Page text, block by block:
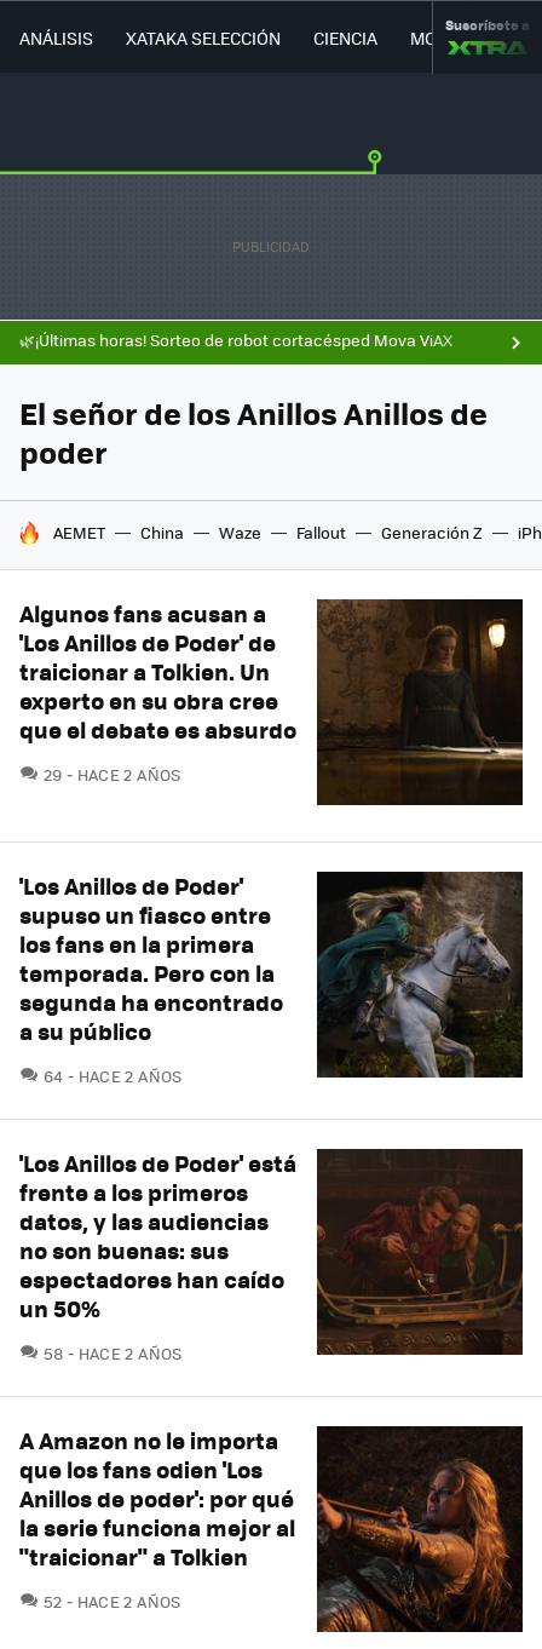
ANÁLISIS XATAKA SELECCIÓN CIENCIA MOVILIDAD
Suscríbete a
🌿¡Últimas horas! Sorteo de robot cortacésped Mova ViAX
El señor de los Anillos Anillos de
poder
HOY SE HABLA DE
AEMET China Waze Fallout Generación Z
Algunos fans acusan a
'Los Anillos de Poder' de
traicionar a Tolkien. Un
experto en su obra cree
que el debate es absurdo
29 COMENTARIOS
HACE 2 AÑOS
'Los Anillos de Poder'
supuso un fiasco entre
los fans en la primera
temporada. Pero con la
segunda ha encontrado
a su público
64 COMENTARIOS
HACE 2 AÑOS
'Los Anillos de Poder' está
frente a los primeros
datos, y las audiencias
no son buenas: sus
espectadores han caído
un 50%
58 COMENTARIOS
HACE 2 AÑOS
A Amazon no le importa
que los fans odien 'Los
Anillos de poder': por qué
la serie funciona mejor al
"traicionar" a Tolkien
52 COMENTARIOS
HACE 2 AÑOS